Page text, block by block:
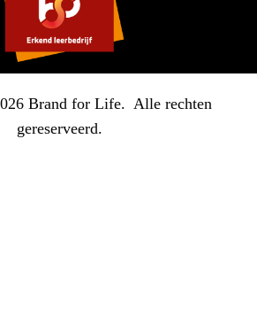
Brand for Life. Alle rechten
gereserveerd.